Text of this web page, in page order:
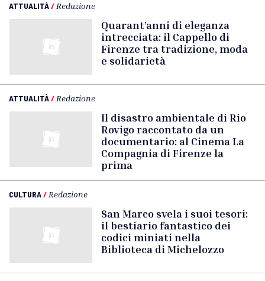
ATTUALITÀ/ Redazione
Quarant’anni di eleganza
intrecciata: il Cappello di
Firenze tra tradizione, moda
e solidarietà
ATTUALITÀ/ Redazione
Il disastro ambientale di Rio
Rovigo raccontato da un
documentario: al Cinema La
Compagnia di Firenze la
prima
CULTURA/ Redazione
San Marco svela i suoi tesori:
il bestiario fantastico dei
codici miniati nella
Biblioteca di Michelozzo